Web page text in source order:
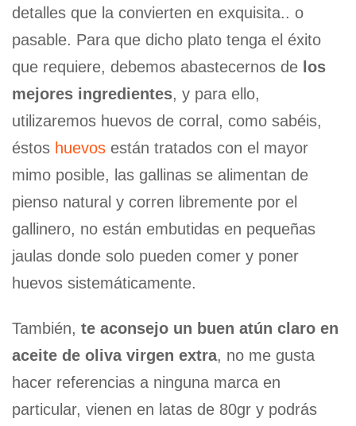
detalles que la convierten en exquisita.. o
pasable. Para que dicho plato tenga el éxito
que requiere, debemos abastecernos de los
mejores ingredientes, y para ello,
utilizaremos huevos de corral, como sabéis,
éstos huevos están tratados con el mayor
mimo posible, las gallinas se alimentan de
pienso natural y corren libremente por el
gallinero, no están embutidas en pequeñas
jaulas donde solo pueden comer y poner
huevos sistemáticamente.
También, te aconsejo un buen atún claro en
aceite de oliva virgen extra, no me gusta
hacer referencias a ninguna marca en
particular, vienen en latas de 80gr y podrás